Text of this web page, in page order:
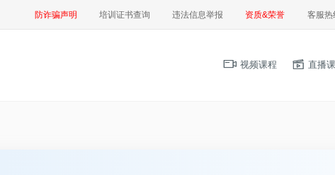
防诈骗声明 培训证书查询 违法信息举报 资质&荣誉 客服
视频课程 直播